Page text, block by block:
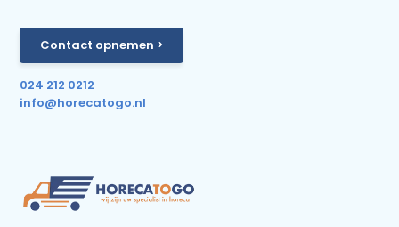
Contact opnemen >
024 212 0212
info@horecatogo.nl